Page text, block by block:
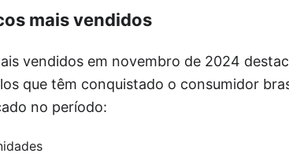
mais vendidos
vendidos em novembro de 2024
que têm conquistado o consumidor
no período: